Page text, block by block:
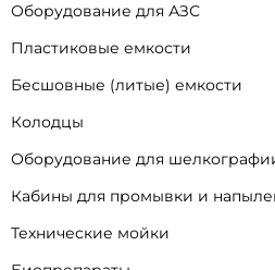
Оборудование для АЗС
Пластиковые емкости
Бесшовные (литые) емкости
Колодцы
Оборудование для
Кабины для промывки и
Технические мойки